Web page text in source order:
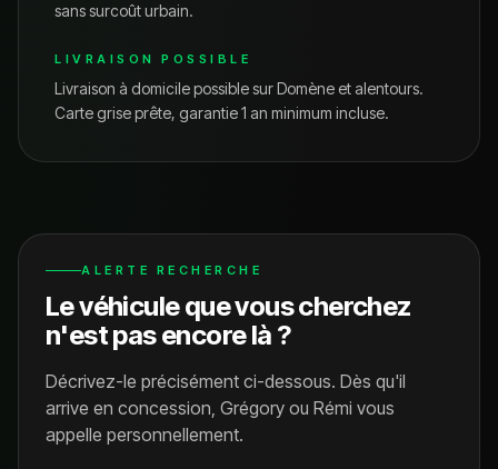
sans surcoût urbain.
LIVRAISON POSSIBLE
Livraison à domicile possible surDomène et alentours.
Carte grise prête, garantie 1 an minimum incluse.
ALERTE RECHERCHE
Le véhicule que vous cherchez
n'est pas encore là ?
Décrivez-le précisément ci-dessous. Dès qu'il
arrive en concession, Grégory ou Rémi vous
appelle personnellement.